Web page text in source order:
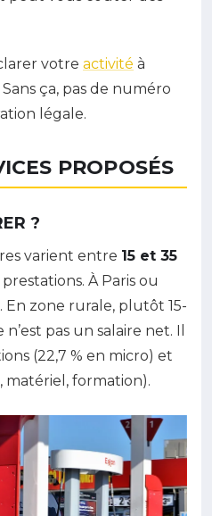
votre activité à
Sans ça, pas de numéro
légale.
PROPOSÉS
?
varient entre 15 et 35
À Paris ou
En zone rurale, plutôt 15-
pas un salaire net. Il
(22,7 % en micro) et
matériel, formation).